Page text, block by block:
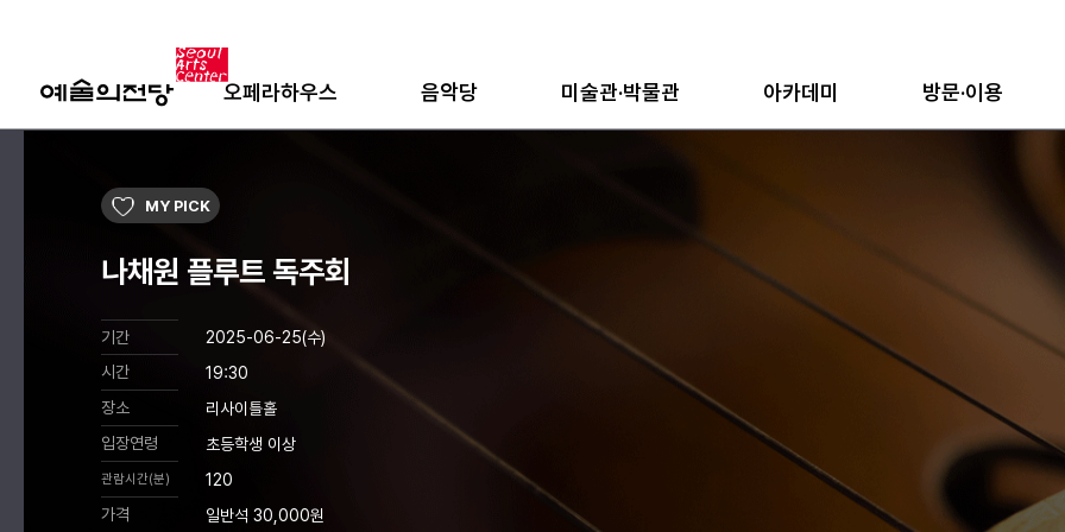
오페라하우스 음악당 미술관·박물관 아카데미 방문·이용
MY PICK
나채원 플루트 독주회
기간
2025-06-25(수)
시간
19:30
장소
리사이틀홀
입장연령
초등학생 이상
관람시간(분)
120
가격
일반석 30,000원